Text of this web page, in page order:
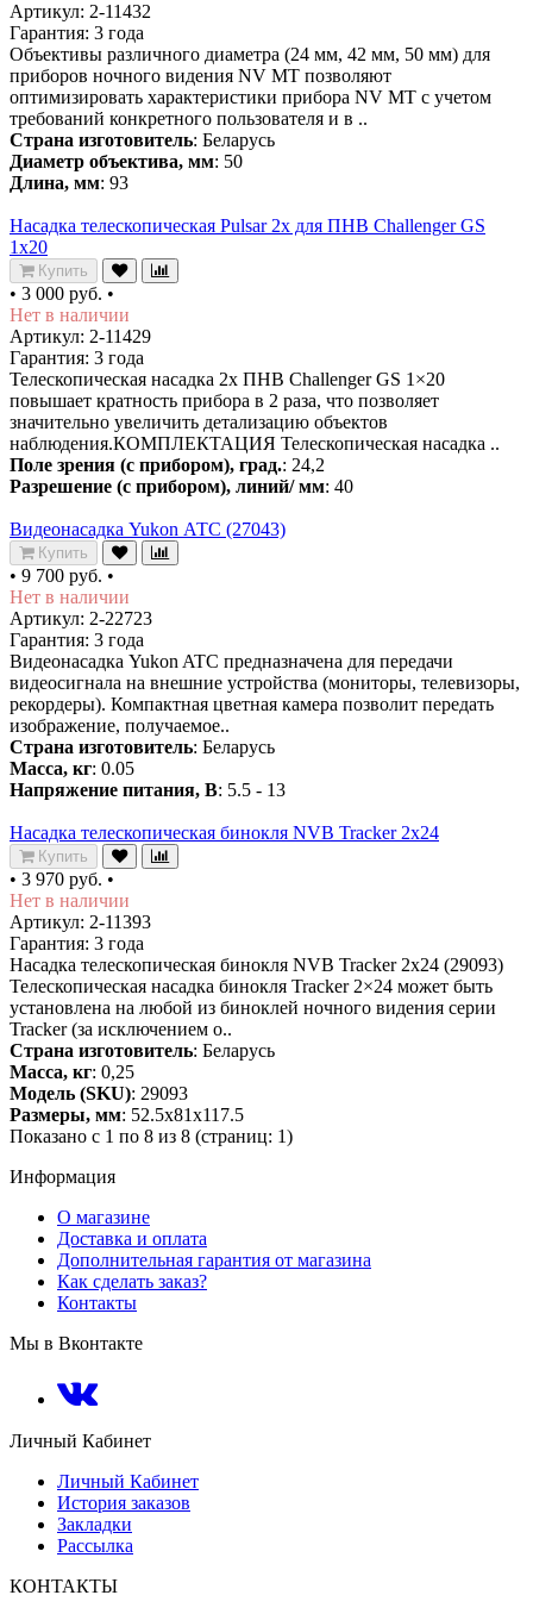
Артикул: 2-11432
Гарантия: 3 года
Объективы различного диаметра (24 мм, 42 мм, 50 мм) для
приборов ночного видения NV MT позволяют
оптимизировать характеристики прибора NV MT с учетом
требований конкретного пользователя и в ..
Страна изготовитель: Беларусь
Диаметр объектива, мм: 50
Длина, мм: 93
Насадка телескопическая Pulsar 2x для ПНВ Challenger GS
1x20
Купить
• 3 000 руб. •
Нет в наличии
Артикул: 2-11429
Гарантия: 3 года
Телескопическая насадка 2x ПНВ Challenger GS 1×20
повышает кратность прибора в 2 раза, что позволяет
значительно увеличить детализацию объектов
наблюдения.КОМПЛЕКТАЦИЯ Телескопическая насадка ..
Поле зрения (с прибором), град.: 24,2
Разрешение (с прибором), линий/ мм: 40
Видеонасадка Yukon АТС (27043)
Купить
• 9 700 руб. •
Нет в наличии
Артикул: 2-22723
Гарантия: 3 года
Видеонасадка Yukon ATC предназначена для передачи
видеосигнала на внешние устройства (мониторы, телевизоры,
рекордеры). Компактная цветная камера позволит передать
изображение, получаемое..
Страна изготовитель: Беларусь
Масса, кг: 0.05
Напряжение питания, В: 5.5 - 13
Насадка телескопическая бинокля NVB Tracker 2x24
Купить
• 3 970 руб. •
Нет в наличии
Артикул: 2-11393
Гарантия: 3 года
Насадка телескопическая бинокля NVB Tracker 2x24 (29093)
Телескопическая насадка бинокля Tracker 2×24 может быть
установлена на любой из биноклей ночного видения серии
Tracker (за исключением о..
Страна изготовитель: Беларусь
Масса, кг: 0,25
Модель (SKU): 29093
Размеры, мм: 52.5x81x117.5
Показано с 1 по 8 из 8 (страниц: 1)
Информация
О магазине
Доставка и оплата
Дополнительная гарантия от магазина
Как сделать заказ?
Контакты
Мы в Вконтакте
Личный Кабинет
Личный Кабинет
История заказов
Закладки
Рассылка
КОНТАКТЫ